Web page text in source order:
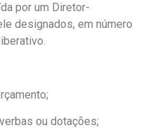
por um Diretor-
designados, em número
ou dotações;